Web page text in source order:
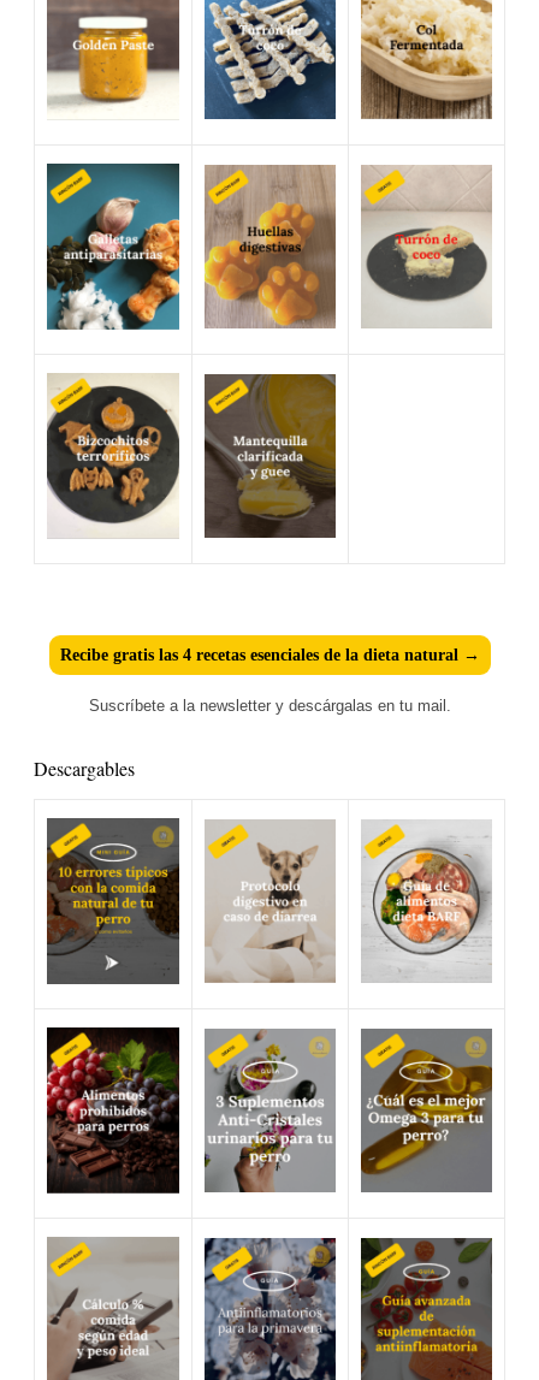
Recibe gratis las 4 recetas esenciales de la dieta natural →
Suscríbete a la newsletter y descárgalas en tu mail.
Descargables